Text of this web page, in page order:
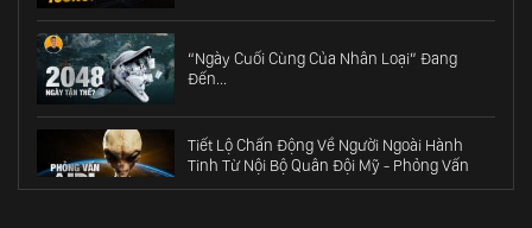
“Ngày Cuối Cùng Của Nhân Loại” Đang
Đến...
Tiết Lộ Chấn Động Về Người Ngoài Hành
Tinh Từ Nội Bộ Quân Đội Mỹ - Phỏng Vấn
Airl P.1